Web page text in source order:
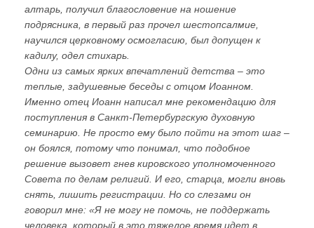
алтарь, получил благословение на ношение
подрясника, в первый раз прочел шестопсалмие,
научился церковному осмогласию, был допущен к
кадилу, одел стихарь.
Одни из самых ярких впечатлений детства – это
теплые, задушевные беседы с отцом Иоанном.
Именно отец Иоанн написал мне рекомендацию для
поступления в Санкт-Петербургскую духовную
семинарию. Не просто ему было пойти на этот шаг –
он боялся, потому что понимал, что подобное
решение вызовет гнев кировского уполномоченного
Совета по делам религий. И его, старца, могли вновь
снять, лишить регистрации. Но со слезами он
говорил мне: «Я не могу не помочь, не поддержать
человека, который в это тяжелое время идет в